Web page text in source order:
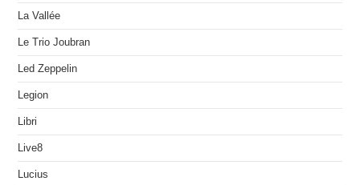
La Vallée
Le Trio Joubran
Led Zeppelin
Legion
Libri
Live8
Lucius